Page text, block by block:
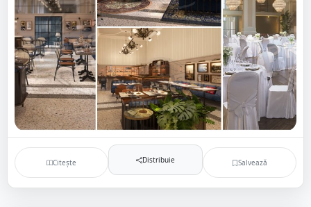
Citește Distribuie Salvează